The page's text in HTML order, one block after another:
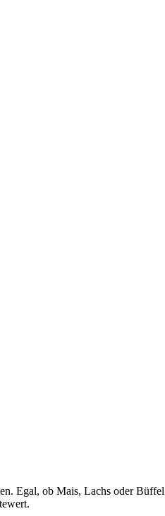
Egal, ob Mais, Lachs oder Büffel